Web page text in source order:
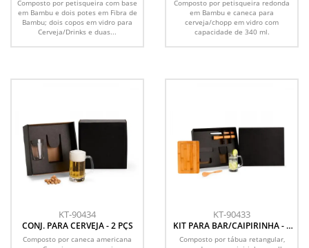
Composto por petisqueira com base
em Bambu e dois potes em Fibra de
Bambu; dois copos em vidro para
Cerveja/Drinks e duas...
Composto por petisqueira redonda
em Bambu e caneca para
cerveja/chopp em vidro com
capacidade de 340 ml.
KT-90434
CONJ. PARA CERVEJA - 2 PÇS
Composto por caneca americana
KT-90433
KIT PARA BAR/CAIPIRINHA - 5
PÇS
Composto por tábua retangular,